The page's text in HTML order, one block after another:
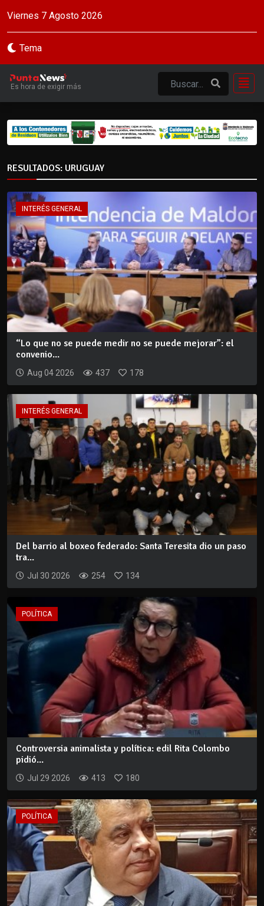
Viernes 7 Agosto 2026
Tema
Es hora de exigir más
RESULTADOS: URUGUAY
INTERÉS GENERAL
“Lo que no se puede medir no se puede mejorar”: el
convenio...
Aug 04 2026 437 178
INTERÉS GENERAL
Del barrio al boxeo federado: Santa Teresita dio un paso
tra...
Jul 30 2026 254 134
POLÍTICA
Controversia animalista y política: edil Rita Colombo
pidió...
Jul 29 2026 413 180
POLÍTICA